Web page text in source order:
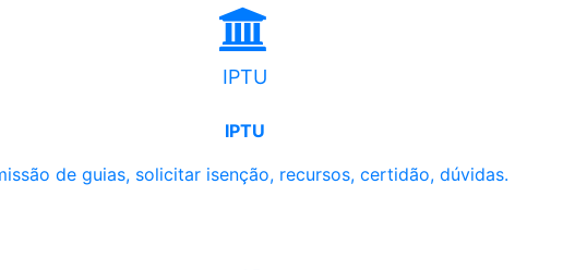
IPTU
IPTU
de guias, solicitar isenção, recursos, certidão, dúvidas.